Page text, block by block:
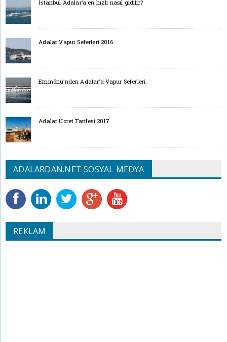
İstanbul Adalar’a en hızlı nasıl gidilir?
Adalar Vapur Seferleri 2016
Eminönü’nden Adalar’a Vapur Seferleri
Adalar Ücret Tarifesi 2017
ADALARDAN.NET SOSYAL MEDYA
REKLAM